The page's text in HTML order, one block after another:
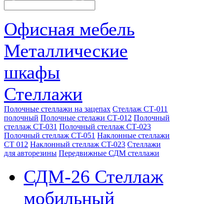
Офисная мебель
Металлические
шкафы
Стеллажи
Полочные стеллажи на зацепах Стеллаж СТ-011
полочный Полочные стелажи СТ-012 Полочный
стеллаж CT-031 Полочный стеллаж СТ-023
Полочный стеллаж CT-051 Наклонные стеллажи
СТ 012 Наклонный стеллаж CT-023 Стеллажи
для авторезины Передвижные СДМ стеллажи
СДМ-26 Стеллаж
мобильный